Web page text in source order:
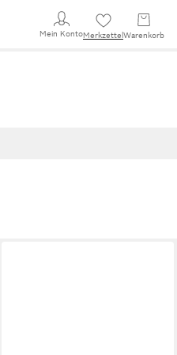
Mein KontoMerkzettel Warenkorb